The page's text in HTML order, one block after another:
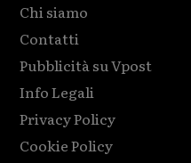
Chi siamo
Contatti
Pubblicità su Vpost
Info Legali
Privacy Policy
Cookie Policy